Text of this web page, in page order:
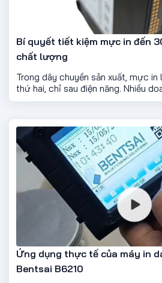
Bí quyết tiết kiệm mực in đến
chất lượng
Trong dây chuyền sản xuất, mực
thứ hai, chỉ sau điện năng. Nhiều
ý đến việc tối ưu, khiến mỗi tháng
mà chất lượng in vẫn đảm bảo rõ
lem.
Ứng dụng thực tế của máy in
Bentsai B6210